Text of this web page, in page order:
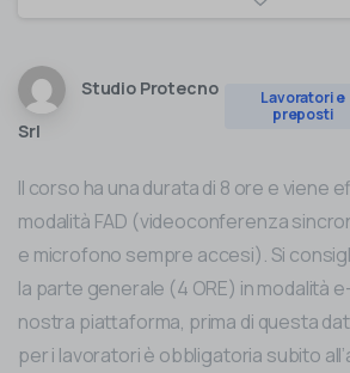
Studio Protecno
Srl
Lavoratori e
preposti
Il corso ha una durata di 8 ore e viene
modalità FAD (videoconferenza
e microfono sempre accesi). Si
la parte generale (4 ORE) in modalità
nostra piattaforma, prima di questa
per i lavoratori è obbligatoria subito